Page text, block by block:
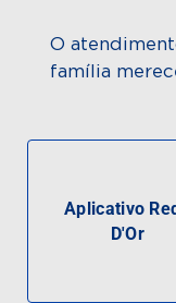
O
família
Aplicativo
D'Or